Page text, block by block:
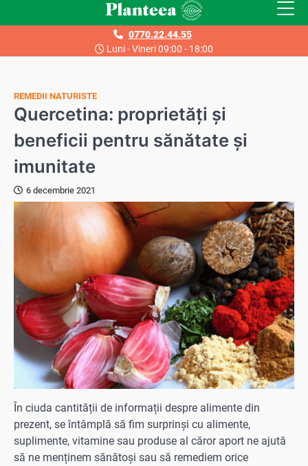
to
0770.22.44.55
Luni - Vineri 09:00 - 18:00
REMEDII NATURISTE
Quercetina: proprietăți și
beneficii pentru sănătate și
imunitate
6 decembrie 2021
În ciuda cantității de informații despre alimente din
prezent, se întâmplă să fim surprinși cu alimente,
suplimente, vitamine sau produse al căror aport ne ajută
să ne menținem sănătoși sau să remediem orice